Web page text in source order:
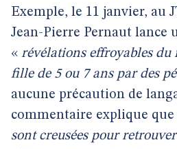
Exemple, le 11 janvier, au
Jean-Pierre Pernaut lance
« révélations effroyables du
fille de 5 ou 7 ans par des
aucune précaution de
commentaire explique que
sont creusées pour